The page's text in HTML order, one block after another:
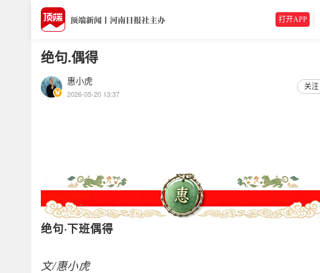
打开APP
绝句.偶得
惠小虎
2026-05-20 13:37
关注
绝句·下班偶得
文/惠小虎